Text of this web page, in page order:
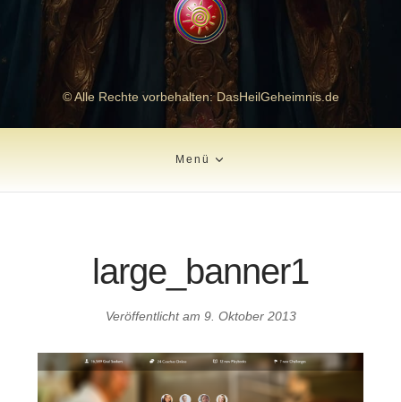
© Alle Rechte vorbehalten: DasHeilGeheimnis.de
Menü
large_banner1
Veröffentlicht am 9. Oktober 2013